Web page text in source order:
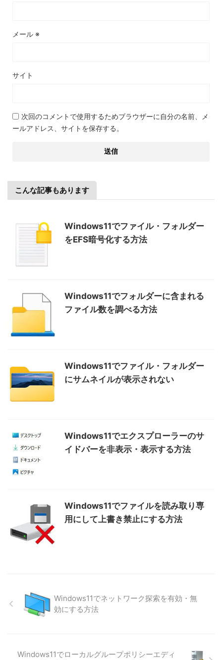
メール ※
サイト
次回のコメントで使用するためブラウザーに自分の名前、メ
ールアドレス、サイトを保存する。
こんな記事もあります
Windows11でファイル・フォルダー
をEFS暗号化する方法
Windows11でフォルダーに含まれる
ファイル数を調べる方法
Windows11でファイル・フォルダー
にサムネイルが表示されない
Windows11でエクスプローラーのサ
イドバーを非表示・表示する方法
Windows11でファイルを読み取り専
用にして上書き禁止にする方法
Windows11でネットワーク探索を有効・無
効にする方法
Windows11でローカルグループポリシーエディ